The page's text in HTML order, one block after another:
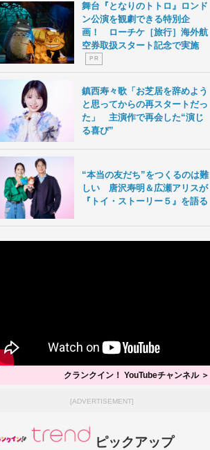
舞台『となりのトトロ』ロンド
ン公演を観劇できる特別企
画！ ローチケ［旅行］海外航
空券取扱スタート記念で実施
P R
鎮西寿々歌「お芝居を辞めよう
と思ってからの再スタートだっ
た」 主演作で再会した“演じ
る喜び”
“本当の友だち”をつくるのは難
しい 唐沢寿明＆広瀬アリスが
『トイ・ストーリー５』を語る
クランクイン！ YouTubeチャンネル ＞
[ADVERTISEMENT]
ピックアップ